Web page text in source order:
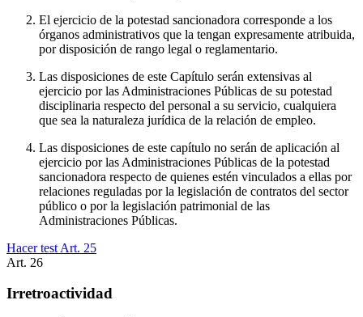
El ejercicio de la potestad sancionadora corresponde a los
órganos administrativos que la tengan expresamente atribuida,
por disposición de rango legal o reglamentario.
Las disposiciones de este Capítulo serán extensivas al
ejercicio por las Administraciones Públicas de su potestad
disciplinaria respecto del personal a su servicio, cualquiera
que sea la naturaleza jurídica de la relación de empleo.
Las disposiciones de este capítulo no serán de aplicación al
ejercicio por las Administraciones Públicas de la potestad
sancionadora respecto de quienes estén vinculados a ellas por
relaciones reguladas por la legislación de contratos del sector
público o por la legislación patrimonial de las
Administraciones Públicas.
Hacer test Art. 25
Art. 26
Irretroactividad